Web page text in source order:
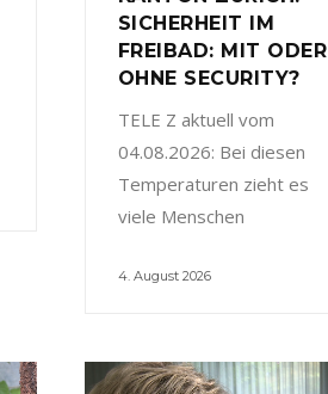
SICHERHEIT IM
FREIBAD: MIT ODER
OHNE SECURITY?
TELE Z aktuell vom
04.08.2026: Bei diesen
Temperaturen zieht es
viele Menschen
4. August 2026